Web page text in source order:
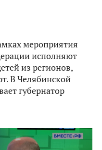
мероприятия
исполняют
из регионов,
В Челябинской
губернатор